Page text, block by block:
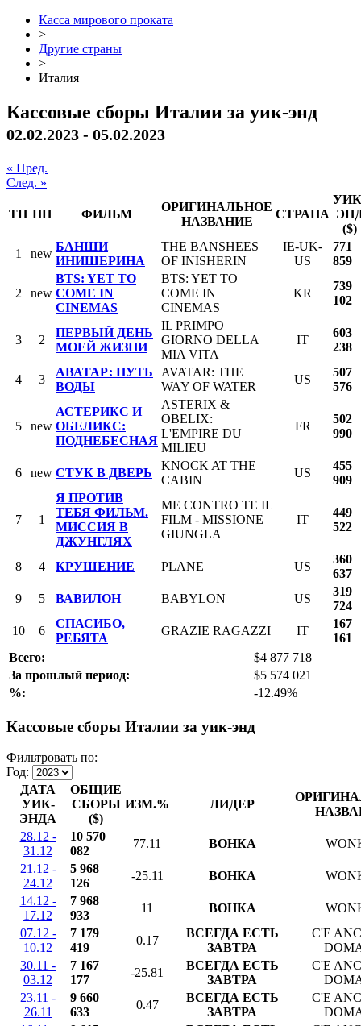
Касса мирового проката
>
Другие страны
>
Италия
Кассовые сборы Италии за уик-энд
02.02.2023 - 05.02.2023
« Пред.
След. »
ТН ПН ФИЛЬМ
ОРИГИНАЛЬНОЕ
НАЗВАНИЕ
СТРАНА
($)
1
new
БАНШИ
ИНИШЕРИНА
THE BANSHEES
OF INISHERIN
IE-UK-
US
771
859
2 new
BTS: YET TO
COME IN
CINEMAS
BTS: YET TO
COME IN
CINEMAS
KR
739
102
3 2
ПЕРВЫЙ ДЕНЬ
МОЕЙ ЖИЗНИ
IL PRIMPO
GIORNO DELLA
MIA VITA
IT
603
238
4 3
АВАТАР: ПУТЬ
ВОДЫ
AVATAR: THE
WAY OF WATER
US
507
576
5 new
АСТЕРИКС И
ОБЕЛИКС:
ПОДНЕБЕСНАЯ
ASTERIX &
OBELIX:
L'EMPIRE DU
MILIEU
FR
502
990
6 new СТУК В ДВЕРЬ
KNOCK AT THE
CABIN
US
455
909
7 1
Я ПРОТИВ
ТЕБЯ ФИЛЬМ.
МИССИЯ В
ДЖУНГЛЯХ
ME CONTRO TE IL
FILM - MISSIONE
GIUNGLA
IT
449
522
8 4 КРУШЕНИЕ PLANE US
360
637
9
5 ВАВИЛОН BABYLON US
319
724
10
6
СПАСИБО,
РЕБЯТА
GRAZIE RAGAZZI IT
167
161
Всего:
$4 877 718
За прошлый период:
$5 574 021
%:
-12.49%
Кассовые сборы Италии за уик-энд
Фильтровать по:
Год:
ДАТА
УИК-
ЭНДА
ОБЩИЕ
СБОРЫ
($)
ИЗМ.% ЛИДЕР
28.12 -
31.12
10 570
082
77.11 ВОНКА
21.12 -
24.12
5 968
126
-25.11 ВОНКА
14.12 -
17.12
7 968
933
11 ВОНКА
07.12 -
10.12
7 179
419
0.17
ВСЕГДА ЕСТЬ
ЗАВТРА
C'E
30.11 -
03.12
7 167
177
-25.81
ВСЕГДА ЕСТЬ
ЗАВТРА
C'E
23.11 -
26.11
9 660
633
0.47
ВСЕГДА ЕСТЬ
ЗАВТРА
C'E